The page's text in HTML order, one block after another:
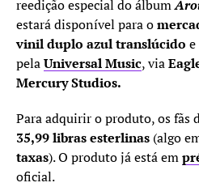
reedição especial do álbum
estará disponível para o
vinil duplo azul translúcido
pelaUniversal Music, via
Mercury Studios.
Para adquirir o produto, os fãs
35,99 libras esterlinas (algo
taxas). O produto já está em
oficial.